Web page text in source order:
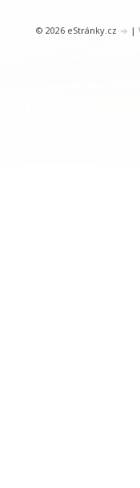
© 2026 eStránky.cz |